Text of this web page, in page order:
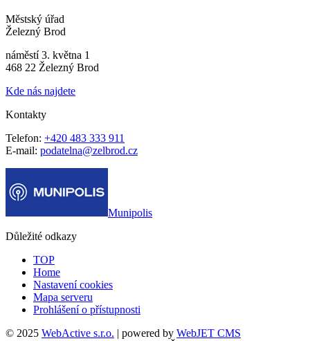
Městský úřad
Železný Brod
náměstí 3. května 1
468 22 Železný Brod
Kde nás najdete
Kontakty
Telefon: +420 483 333 911
E-mail: podatelna@zelbrod.cz
Munipolis
Důležité odkazy
TOP
Home
Nastavení cookies
Mapa serveru
Prohlášení o přístupnosti
© 2025 WebActive s.r.o. | powered by WebJET CMS